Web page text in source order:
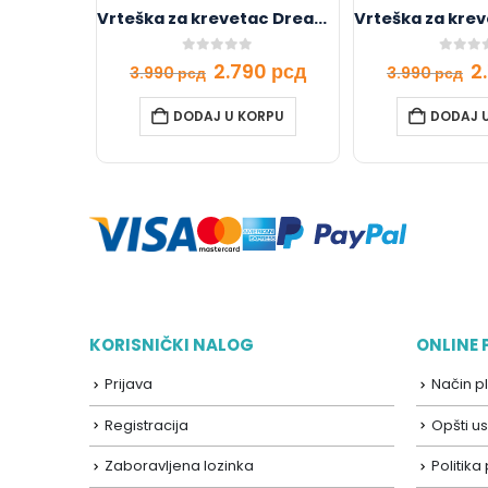
Vrteška za krevetac Dreamy
out of 5
3.990рсд 2.790 рсд
DODAJ U KORPU
out
3.990рсд
DODAJ
KORISNIČKI NALOG
Prijava
Registracija
Zaboravljena lozinka
ONLINE
Način
Opšti
Politika